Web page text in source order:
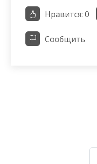
Нравится: 0
Сообщить